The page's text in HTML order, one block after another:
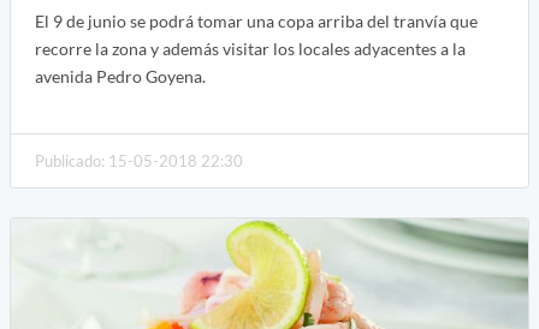
El 9 de junio se podrá tomar una copa arriba del tranvía que
recorre la zona y además visitar los locales adyacentes a la
avenida Pedro Goyena.
Publicado: 15-05-2018 22:30